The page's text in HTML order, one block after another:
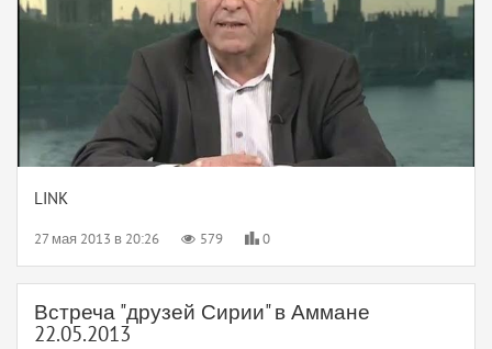
LINK
27 мая 2013 в 20:26 579 0
Встреча "друзей Сирии" в Аммане
22.05.2013